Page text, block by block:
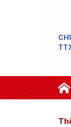
thành hành